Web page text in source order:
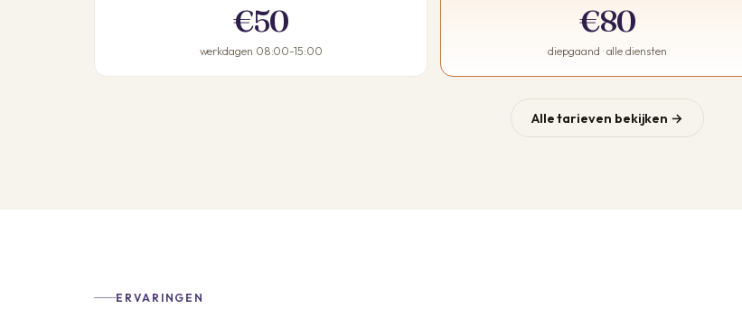
€50
werkdagen 08:00-15:00
€80
diepgaand · alle diensten
Alle tarieven bekijken →
ERVARINGEN